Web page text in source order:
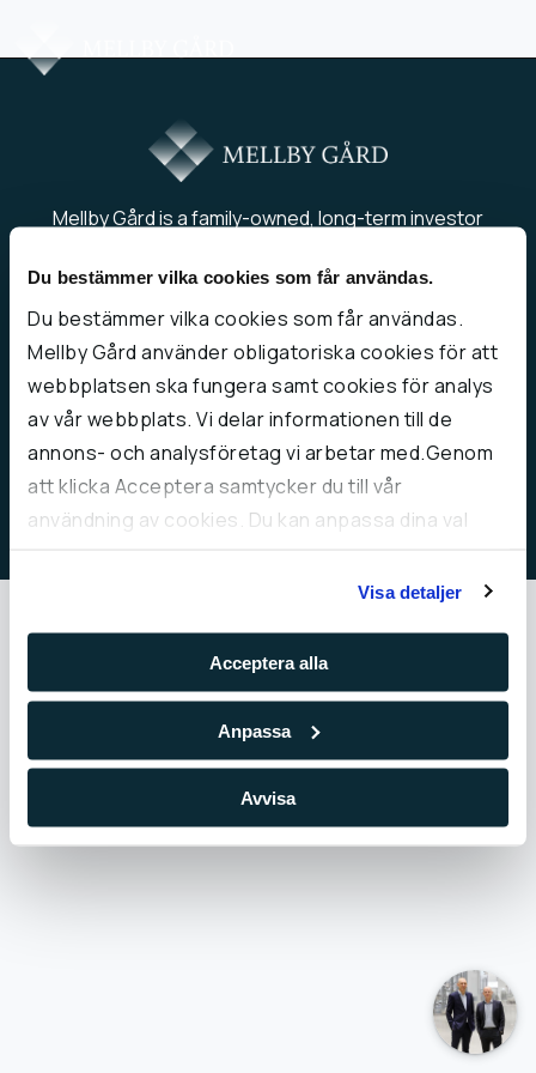
Du bestämmer vilka cookies som får användas.
Du bestämmer vilka cookies som får användas.
Mellby Gård använder obligatoriska cookies för att
webbplatsen ska fungera samt cookies för analys
av vår webbplats. Vi delar informationen till de
annons- och analysföretag vi arbetar med.Genom
att klicka Acceptera samtycker du till vår
användning av cookies. Du kan anpassa dina val
Visa detaljer
Acceptera alla
Anpassa
Avvisa
Mellby Gård is a family-owned, long-term investor
spirit of its companies.
About us
Contact us
Company Overview
Integrity Policy
Cookie Policy